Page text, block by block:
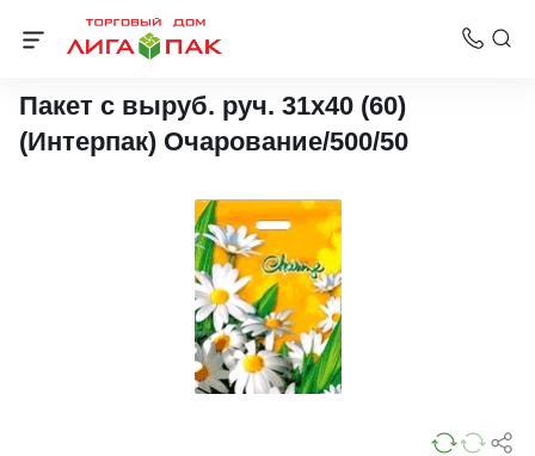
Пакеты с вырубной ручкой Интерпак
Пакет с выруб. руч. 31х40 (60)
(Интерпак) Очарование/500/50